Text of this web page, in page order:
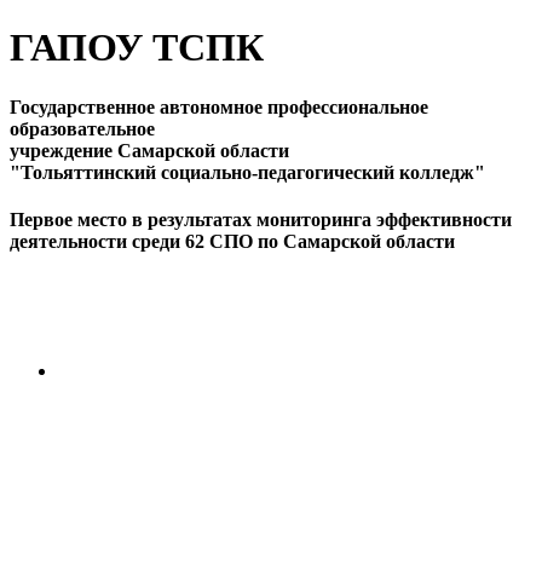
ГАПОУ ТСПК
Государственное автономное профессиональное
образовательное
учреждение Самарской области
"Тольяттинский социально-педагогический колледж"
Первое место в результатах мониторинга эффективности
деятельности среди 62 СПО по Самарской области